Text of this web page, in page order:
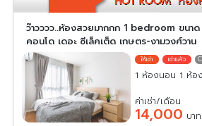
ว๊าวววว..ห้องสวยมากกก 1 bedroom ขนาด
คอนโด เดอะ ซีเล็คเต็ด เกษตร-งามวงศ์วาน
1 ห้องนอน 1 ห้อ
ค่าเช่า/เดือน
14,000 บาท